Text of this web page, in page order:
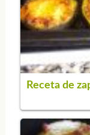
Receta de